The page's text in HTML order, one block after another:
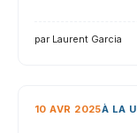
par Laurent Garcia
10 AVR 2025À LA